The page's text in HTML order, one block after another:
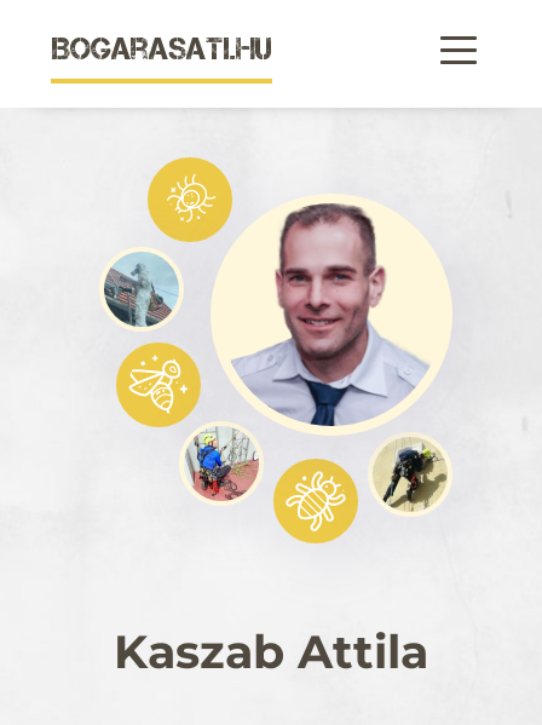
Bogarasati.hu
Kaszab Attila